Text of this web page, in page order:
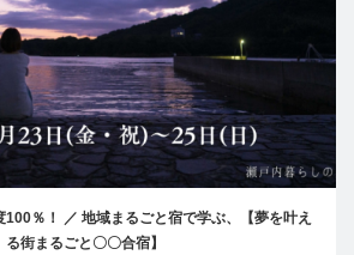
100％！ ／ 地域まるごと宿で学ぶ、【夢を叶え
る街まるごと〇〇合宿】